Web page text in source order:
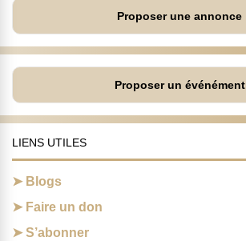
Proposer une annonce
Proposer un événément
LIENS UTILES
Blogs
Faire un don
S’abonner